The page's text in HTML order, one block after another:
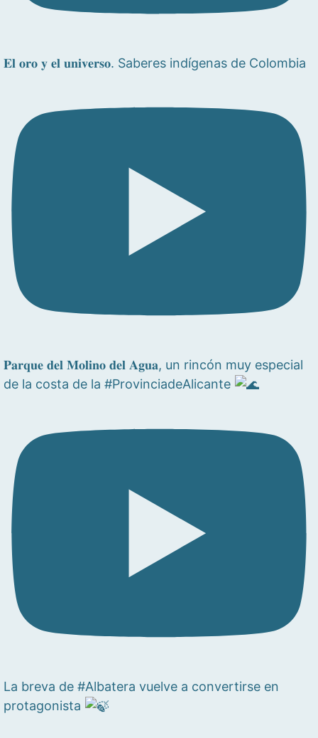
𝐄𝐥 𝐨𝐫𝐨 𝐲 𝐞𝐥 𝐮𝐧𝐢𝐯𝐞𝐫𝐬𝐨. Saberes indígenas de Colombia
𝐏𝐚𝐫𝐪𝐮𝐞 𝐝𝐞𝐥 𝐌𝐨𝐥𝐢𝐧𝐨 𝐝𝐞𝐥 𝐀𝐠𝐮𝐚, un rincón muy especial
de la costa de la #ProvinciadeAlicante
La breva de #Albatera vuelve a convertirse en
protagonista